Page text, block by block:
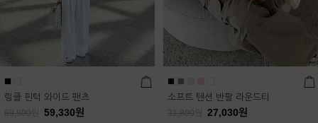
링클 핀턱 와이드 팬츠
69,800 59,330원
소프트 텐션 반팔 라운드티
31,800 27,030원